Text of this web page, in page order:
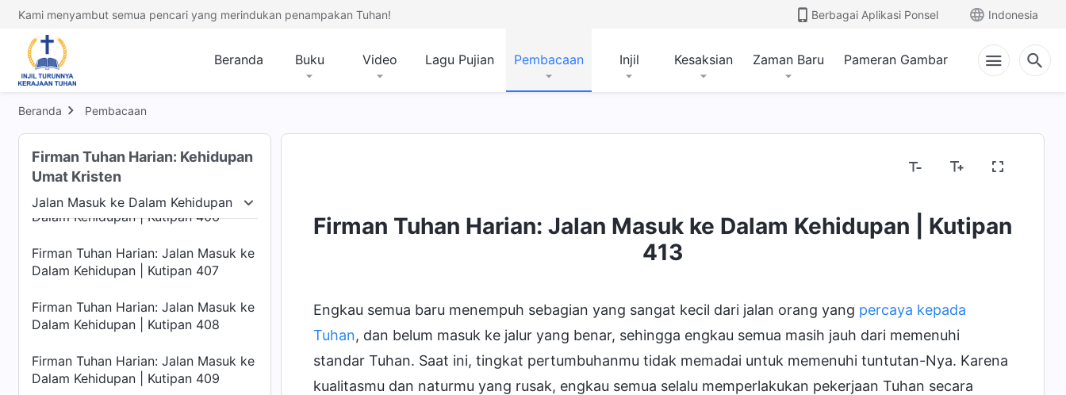
Kami menyambut semua pencari yang merindukan penampakan Tuhan! Berbagai Aplikasi Ponsel Indonesia
Beranda Buku Video Lagu Pujian Pembacaan Injil Kesaksian Zaman Baru Pameran Gambar
Beranda Pembacaan
Firman Tuhan Harian: Kehidupan
Umat Kristen
Jalan Masuk ke Dalam Kehidupan
Jalan Masuk ke Dalam Kehidupan Tempat Tujuan dan Kesudahan
Firman Tuhan Harian: Jalan Masuk ke
Dalam Kehidupan | Kutipan 403
Dalam Kehidupan | Kutipan 404
Dalam Kehidupan | Kutipan 405
Firman Tuhan Harian: Jalan Masuk ke
Dalam Kehidupan | Kutipan 406
Firman Tuhan Harian: Jalan Masuk ke
Dalam Kehidupan | Kutipan 407
Firman Tuhan Harian: Jalan Masuk ke
Dalam Kehidupan | Kutipan 408
Firman Tuhan Harian: Jalan Masuk ke
Dalam Kehidupan | Kutipan 409
Firman Tuhan Harian: Jalan Masuk ke Dalam Kehidupan | Kutipan
413
Engkau semua baru menempuh sebagian yang sangat kecil dari jalan orang yang percaya kepada
Tuhan, dan belum masuk ke jalur yang benar, sehingga engkau semua masih jauh dari memenuhi
standar Tuhan. Saat ini, tingkat pertumbuhanmu tidak memadai untuk memenuhi tuntutan-Nya. Karena
kualitasmu dan naturmu yang rusak, engkau semua selalu memperlakukan pekerjaan Tuhan secara